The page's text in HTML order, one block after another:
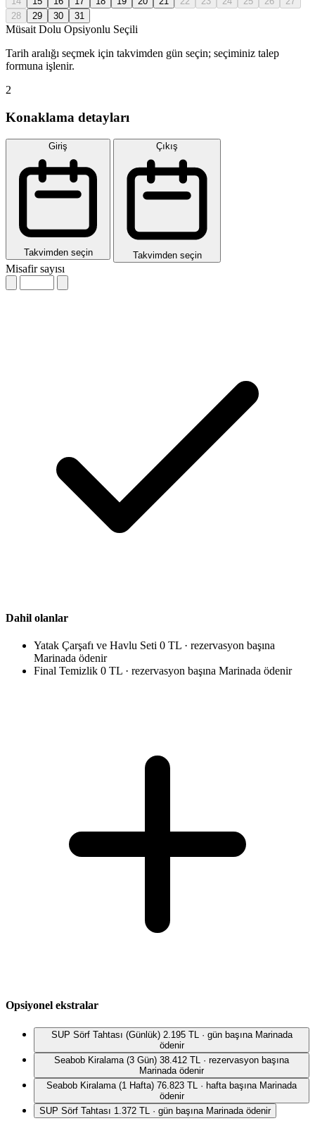
28
29 30 31
Müsait Dolu Opsiyonlu Seçili
Tarih aralığı seçmek için takvimden gün seçin; seçiminiz talep
formuna işlenir.
2
Konaklama detayları
Giriş
Takvimden seçin
Çıkış
Takvimden seçin
Misafir sayısı
Dahil olanlar
Yatak Çarşafı ve Havlu Seti 0 TL · rezervasyon başına
Marinada ödenir
Final Temizlik 0 TL · rezervasyon başına Marinada ödenir
Opsiyonel ekstralar
SUP Sörf Tahtası (Günlük) 2.195 TL · gün başına Marinada
ödenir
Seabob Kiralama (3 Gün) 38.412 TL · rezervasyon başına
Marinada ödenir
Seabob Kiralama (1 Hafta) 76.823 TL · hafta başına Marinada
ödenir
SUP Sörf Tahtası 1.372 TL · gün başına Marinada ödenir